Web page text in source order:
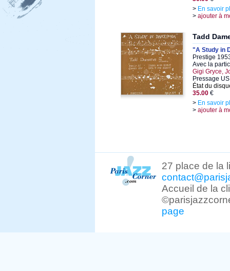
> En savoir
> ajouter à
Tadd
"A Study in
Prestige
Avec la
Gigi Gryce,
Pressage
État du
35.00 €
> En savoir
> ajouter à
27 place de la
Accueil de la
page